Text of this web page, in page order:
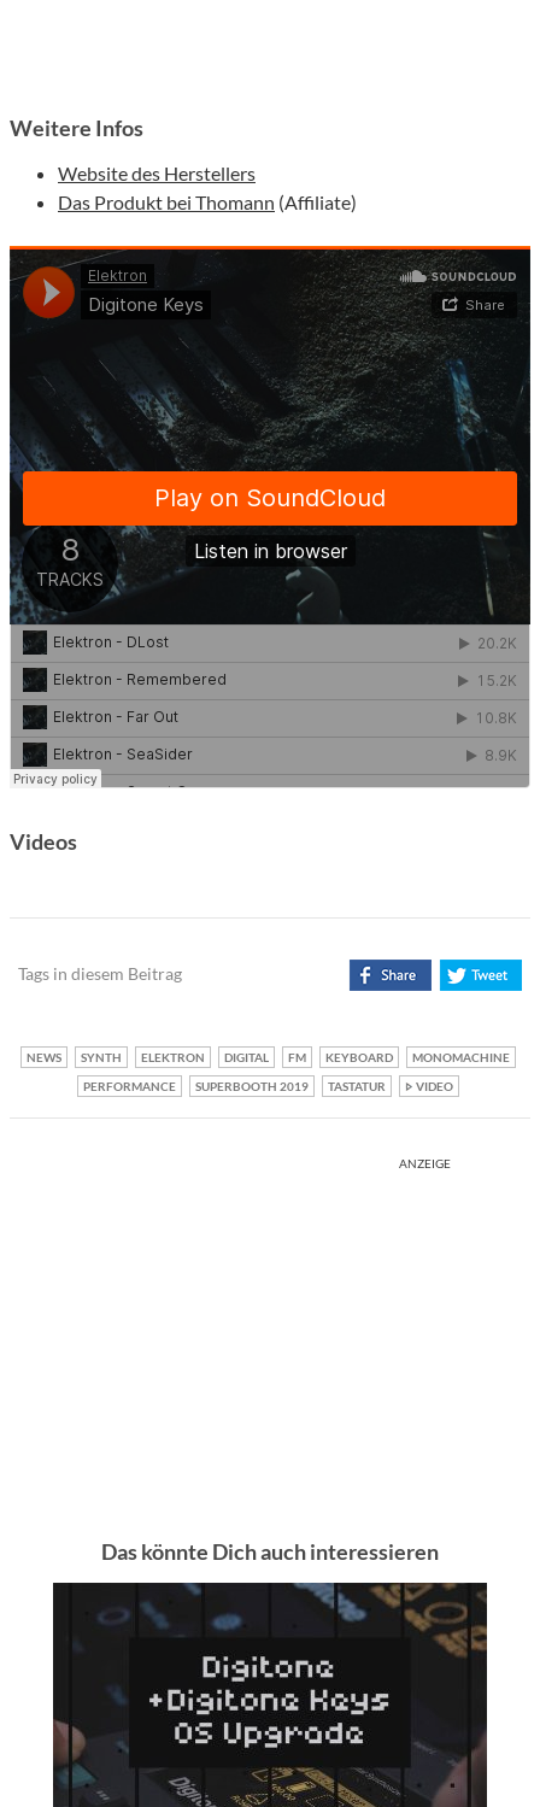
Weitere Infos
Website des Herstellers
Das Produkt bei Thomann (Affiliate)
Videos
Tags in diesem Beitrag
NEWS SYNTH ELEKTRON DIGITAL FM KEYBOARD
MONOMACHINE
PERFORMANCE
SUPERBOOTH 2019 TASTATUR VIDEO
ANZEIGE
Das könnte Dich auch interessieren